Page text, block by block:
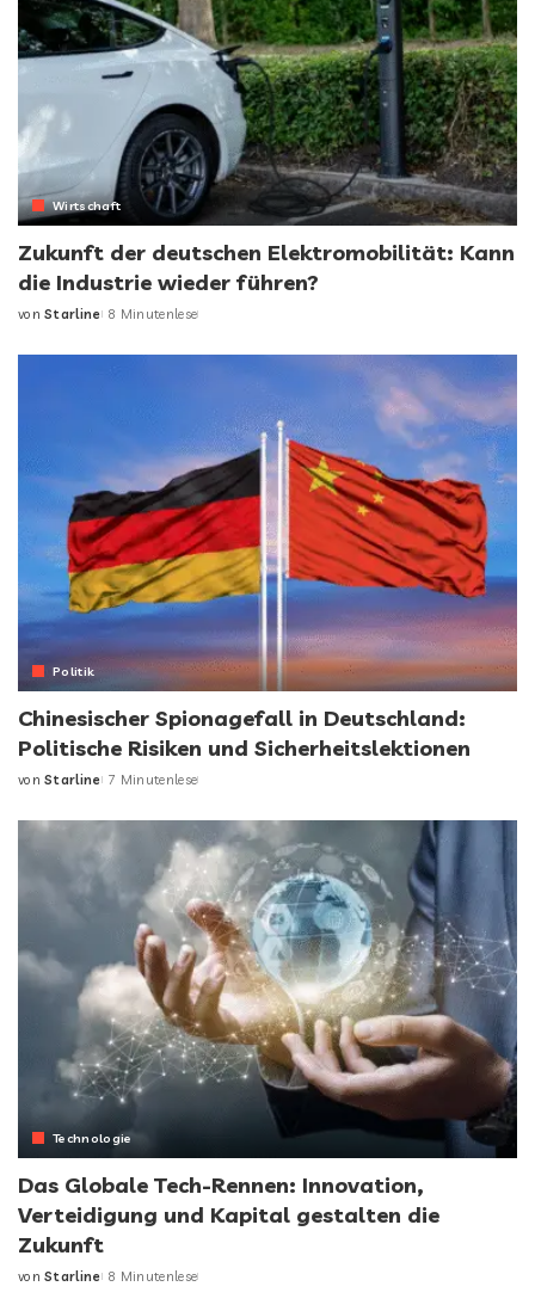
Wirtschaft
Zukunft der deutschen Elektromobilität: Kann
die Industrie wieder führen?
von Starline 8 Minutenlese
Politik
Chinesischer Spionagefall in Deutschland:
Politische Risiken und Sicherheitslektionen
von Starline 7 Minutenlese
Technologie
Das Globale Tech-Rennen: Innovation,
Verteidigung und Kapital gestalten die
Zukunft
von Starline 8 Minutenlese